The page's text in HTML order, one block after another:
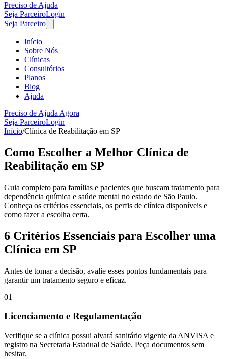
Preciso de Ajuda
Seja ParceiroLogin
Seja Parceiro
Início
Sobre Nós
Clínicas
Consultórios
Planos
Blog
Ajuda
Preciso de Ajuda Agora
Seja ParceiroLogin
Início/Clínica de Reabilitação em SP
Como Escolher a Melhor Clínica de
Reabilitação em SP
Guia completo para famílias e pacientes que buscam tratamento para
dependência química e saúde mental no estado de São Paulo.
Conheça os critérios essenciais, os perfis de clínica disponíveis e
como fazer a escolha certa.
6 Critérios Essenciais para Escolher uma
Clínica em SP
Antes de tomar a decisão, avalie esses pontos fundamentais para
garantir um tratamento seguro e eficaz.
01
Licenciamento e Regulamentação
Verifique se a clínica possui alvará sanitário vigente da ANVISA e
registro na Secretaria Estadual de Saúde. Peça documentos sem
hesitar.